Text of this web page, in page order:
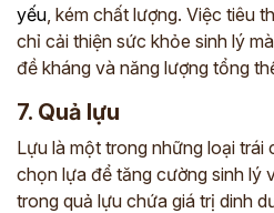
yếu , kém chất lượng. Việc tiêu
chỉ cải thiện sức khỏe sinh lý
đề kháng và năng lượng tổng
7. Quả lựu
Lựu là một trong những loại
chọn lựa để tăng cường sinh lý
trong quả lựu chứa giá trị dinh